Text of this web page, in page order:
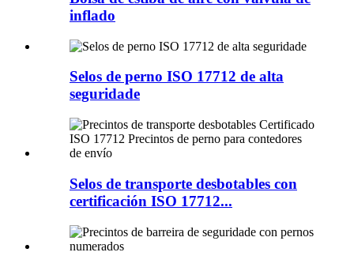
inflado
Selos de perno ISO 17712 de alta
seguridade
Selos de transporte desbotables con
certificación ISO 17712...